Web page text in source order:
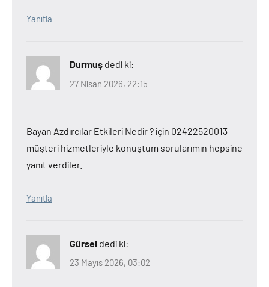
Yanıtla
Durmuş dedi ki:
27 Nisan 2026, 22:15
Bayan Azdırcılar Etkileri Nedir ? için 02422520013
müşteri hizmetleriyle konuştum sorularımın hepsine
yanıt verdiler.
Yanıtla
Gürsel dedi ki:
23 Mayıs 2026, 03:02